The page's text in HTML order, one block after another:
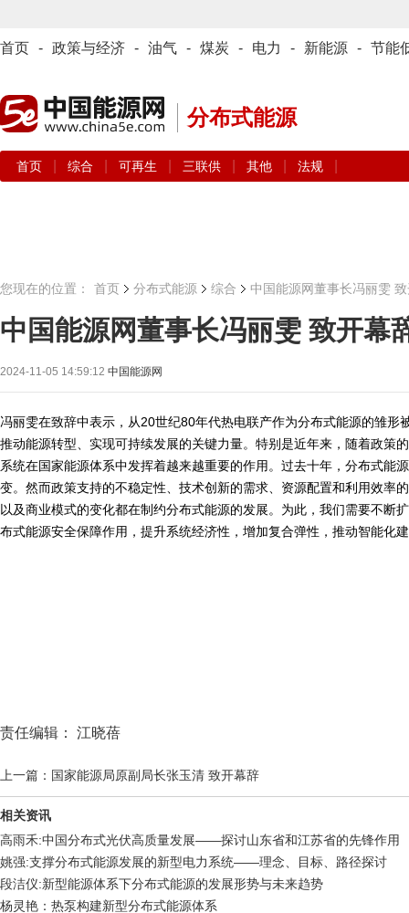
首页 - 政策与经济 - 油气 - 煤炭 - 电力 - 新能源 - 节能
分布式能源
首页 综合 可再生 三联供 其他 法规
您现在的位置： 首页 分布式能源 综合 中国能源网董事长冯丽雯
中国能源网董事长冯丽雯 致开幕
2024-11-05 14:59:12 中国能源网
冯丽雯在致辞中表示，从20世纪80年代热电联产作为分布式能源的雏形
推动能源转型、实现可持续发展的关键力量。特别是近年来，随着政策
系统在国家能源体系中发挥着越来越重要的作用。过去十年，分布式能
变。然而政策支持的不稳定性、技术创新的需求、资源配置和利用效率
以及商业模式的变化都在制约分布式能源的发展。为此，我们需要不断
布式能源安全保障作用，提升系统经济性，增加复合弹性，推动智能化
责任编辑： 江晓蓓
上一篇：国家能源局原副局长张玉清 致开幕辞
相关资讯
高雨禾:中国分布式光伏高质量发展——探讨山东省和江苏省的先锋作用
姚强:支撑分布式能源发展的新型电力系统——理念、目标、路径探讨
段洁仪:新型能源体系下分布式能源的发展形势与未来趋势
杨灵艳：热泵构建新型分布式能源体系